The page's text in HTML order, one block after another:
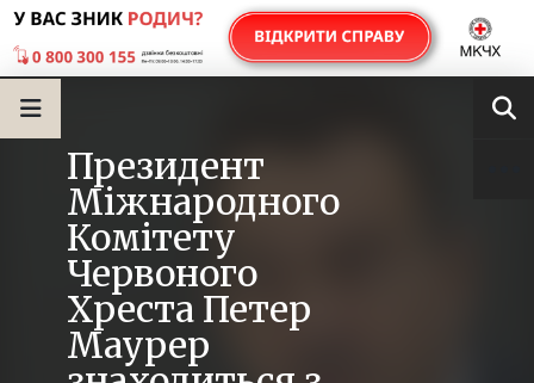
Президент
Міжнародного
Комітету
Червоного
Хреста Петер
Маурер